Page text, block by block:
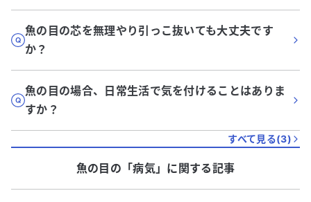
魚の目の芯を無理やり引っこ抜いても大丈夫です
か？
魚の目の場合、日常生活で気を付けることはありま
すか？
すべて見る(3)
魚の目 の「病気」に関する記事